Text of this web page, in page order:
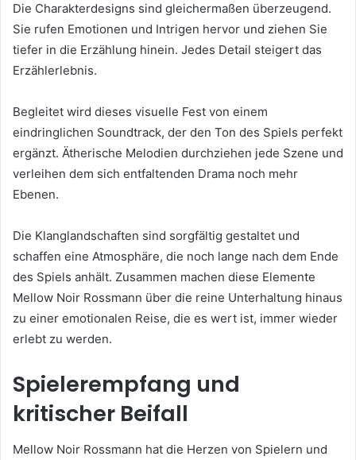
Die Charakterdesigns sind gleichermaßen überzeugend.
Sie rufen Emotionen und Intrigen hervor und ziehen Sie
tiefer in die Erzählung hinein. Jedes Detail steigert das
Erzählerlebnis.
Begleitet wird dieses visuelle Fest von einem
eindringlichen Soundtrack, der den Ton des Spiels perfekt
ergänzt. Ätherische Melodien durchziehen jede Szene und
verleihen dem sich entfaltenden Drama noch mehr
Ebenen.
Die Klanglandschaften sind sorgfältig gestaltet und
schaffen eine Atmosphäre, die noch lange nach dem Ende
des Spiels anhält. Zusammen machen diese Elemente
Mellow Noir Rossmann über die reine Unterhaltung hinaus
zu einer emotionalen Reise, die es wert ist, immer wieder
erlebt zu werden.
Spielerempfang und
kritischer Beifall
Mellow Noir Rossmann hat die Herzen von Spielern und